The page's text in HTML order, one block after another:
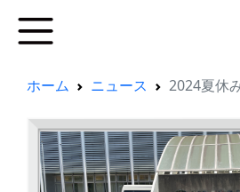
ホーム ニュース 2024夏休